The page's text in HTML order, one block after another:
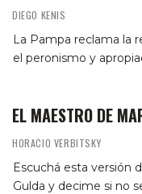
DIEGO KENIS
La Pampa reclama la
el peronismo y
EL MAESTRO DE
HORACIO VERBITSKY
Escuchá esta versión
Gulda y decime si no